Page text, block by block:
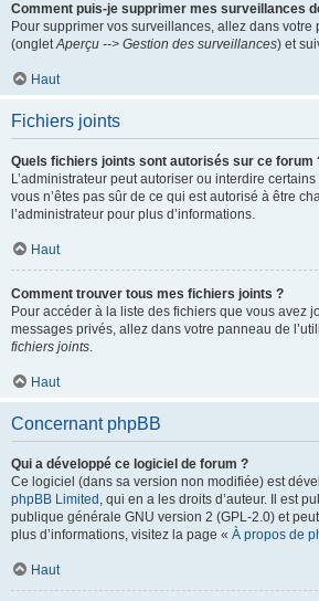
Comment puis-je supprimer mes surveillances
Pour supprimer vos surveillances, allez dans votre
(ongletAperçu --> Gestion des surveillances) et
Haut
Fichiers joints
Quels fichiers joints sont autorisés sur ce forum
L’administrateur peut autoriser ou interdire
vous n’êtes pas sûr de ce qui est autorisé à être
l’administrateur pour plus d’informations.
Haut
Comment trouver tous mes fichiers joints ?
Pour accéder à la liste des fichiers que vous avez
messages privés, allez dans votre panneau de
fichiers joints.
Haut
Concernant phpBB
Qui a développé ce logiciel de forum ?
Ce logiciel (dans sa version non modifiée) est
phpBB Limited , qui en a les droits d’auteur. Il est
publique générale GNU version 2 (GPL-2.0) et
plus d’informations, visitez la page « À propos de
Haut